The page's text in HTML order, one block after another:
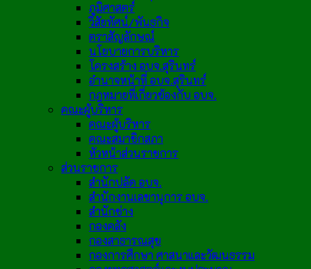
ภูมิศาสตร์
วิสัยทัศน์/พันธกิจ
ตราสัญลักษณ์
นโยบายการบริหาร
โครงสร้าง อบจ.สุรินทร์
อำนาจหน้าที่ อบจ.สุรินทร์
กฎหมายที่เกี่ยวข้องกับ อบจ.
คณะผู้บริหาร
คณะผู้บริหาร
คณะสมาชิกสภา
หัวหน้าส่วนราชการ
ส่วนราชการ
สำนักปลัด อบจ.
สำนักงานเลขานุการ อบจ.
สำนักช่าง
กองคลัง
กองสาธารณสุข
กองการศึกษา ศาสนาและวัฒนธรรม